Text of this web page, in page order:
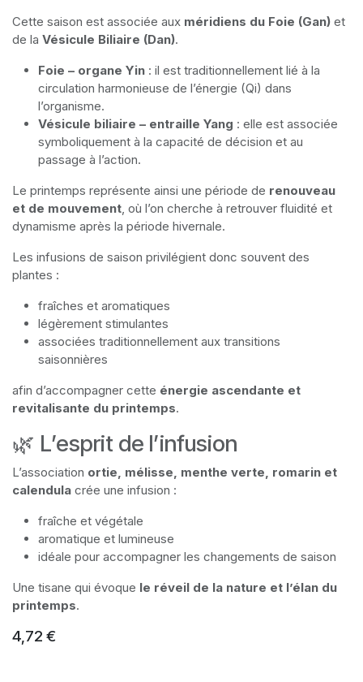
Cette saison est associée aux méridiens du Foie (Gan) et
de la Vésicule Biliaire (Dan).
Foie – organe Yin : il est traditionnellement lié à la
circulation harmonieuse de l’énergie (Qi) dans
l’organisme.
Vésicule biliaire – entraille Yang : elle est associée
symboliquement à la capacité de décision et au
passage à l’action.
Le printemps représente ainsi une période de renouveau
et de mouvement, où l’on cherche à retrouver fluidité et
dynamisme après la période hivernale.
Les infusions de saison privilégient donc souvent des
plantes :
fraîches et aromatiques
légèrement stimulantes
associées traditionnellement aux transitions
saisonnières
afin d’accompagner cette énergie ascendante et
revitalisante du printemps.
🌿 L’esprit de l’infusion
L’association ortie, mélisse, menthe verte, romarin et
calendula crée une infusion :
fraîche et végétale
aromatique et lumineuse
idéale pour accompagner les changements de saison
Une tisane qui évoque le réveil de la nature et l’élan du
printemps.
4,72 €